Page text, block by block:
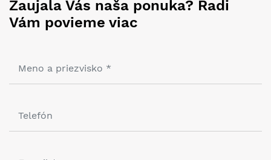
Zaujala Vás naša ponuka? Radi
Vám povieme viac